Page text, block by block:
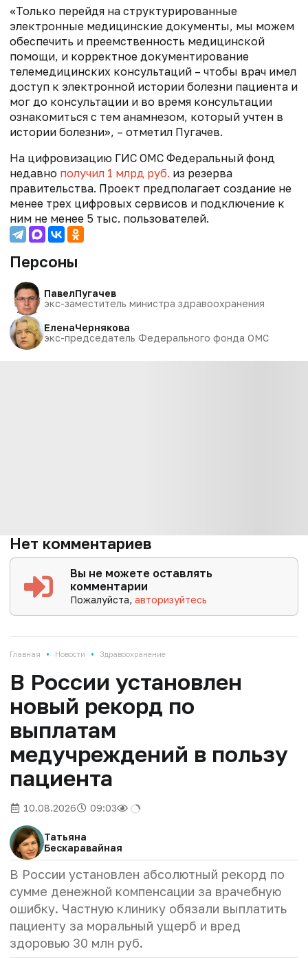
«Только перейдя на структурированные
электронные медицинские документы, мы можем
обеспечить и преемственность медицинской
помощи, и корректное документирование
телемедицинских консультаций – чтобы врач имел
доступ к электронной истории болезни пациента и
мог до консультации и во время консультации
ознакомиться с тем анамнезом, который учтен в
истории болезни», – отметил Пугачев.
На цифровизацию ГИС ОМС Федеральный фонд
недавно получил 1 млрд руб. из резерва
правительства. Проект предполагает создание не
менее трех цифровых сервисов и подключение к
ним не менее 5 тыс. пользователей.
Персоны
ПавелПугачев
экс-заместитель министра здравоохранения
ЕленаЧернякова
экс-председатель Федерального фонда ОМС
Нет комментариев
Вы не можете оставлять
комментарии
Пожалуйста,авторизуйтесь
Главная • Новости • Здравоохранение
В России установлен
новый рекорд по
выплатам
медучреждений в пользу
пациента
10.08.2026 09:03
Татьяна
Бескаравайная
В России установлен абсолютный рекорд по
сумме денежной компенсации за врачебную
ошибку. Частную клинику обязали выплатить
пациенту за моральный ущерб и вред
здоровью 30 млн руб.